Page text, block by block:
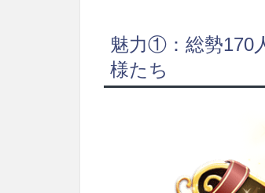
魅力①：総勢170
様たち